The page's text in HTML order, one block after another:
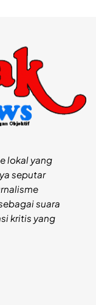
lokal yang
seputar
suara
kritis yang